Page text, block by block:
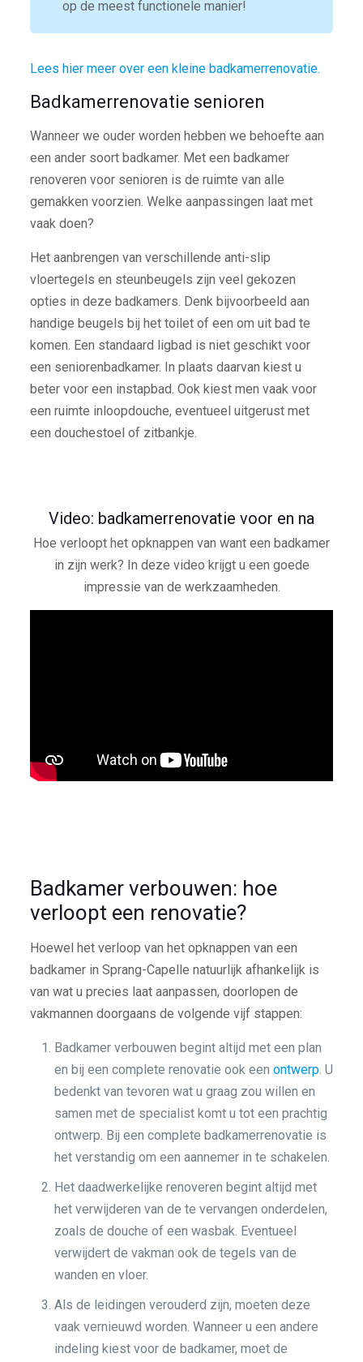
op de meest functionele manier!
Lees hier meer over een kleine badkamerrenovatie.
Badkamerrenovatie senioren
Wanneer we ouder worden hebben we behoefte aan
een ander soort badkamer. Met een badkamer
renoveren voor senioren is de ruimte van alle
gemakken voorzien. Welke aanpassingen laat met
vaak doen?
Het aanbrengen van verschillende anti-slip
vloertegels en steunbeugels zijn veel gekozen
opties in deze badkamers. Denk bijvoorbeeld aan
handige beugels bij het toilet of een om uit bad te
komen. Een standaard ligbad is niet geschikt voor
een seniorenbadkamer. In plaats daarvan kiest u
beter voor een instapbad. Ook kiest men vaak voor
een ruimte inloopdouche, eventueel uitgerust met
een douchestoel of zitbankje.
Video: badkamerrenovatie voor en na
Hoe verloopt het opknappen van want een badkamer
in zijn werk? In deze video krijgt u een goede
impressie van de werkzaamheden.
Badkamer verbouwen: hoe
verloopt een renovatie?
Hoewel het verloop van het opknappen van een
badkamer in Sprang-Capelle natuurlijk afhankelijk is
van wat u precies laat aanpassen, doorlopen de
vakmannen doorgaans de volgende vijf stappen:
Badkamer verbouwen begint altijd met een plan
en bij een complete renovatie ook een ontwerp. U
bedenkt van tevoren wat u graag zou willen en
samen met de specialist komt u tot een prachtig
ontwerp. Bij een complete badkamerrenovatie is
het verstandig om een aannemer in te schakelen.
Het daadwerkelijke renoveren begint altijd met
het verwijderen van de te vervangen onderdelen,
zoals de douche of een wasbak. Eventueel
verwijdert de vakman ook de tegels van de
wanden en vloer.
Als de leidingen verouderd zijn, moeten deze
vaak vernieuwd worden. Wanneer u een andere
indeling kiest voor de badkamer, moet de